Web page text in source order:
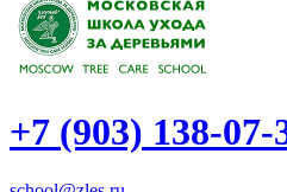
+7 (903) 138-07-